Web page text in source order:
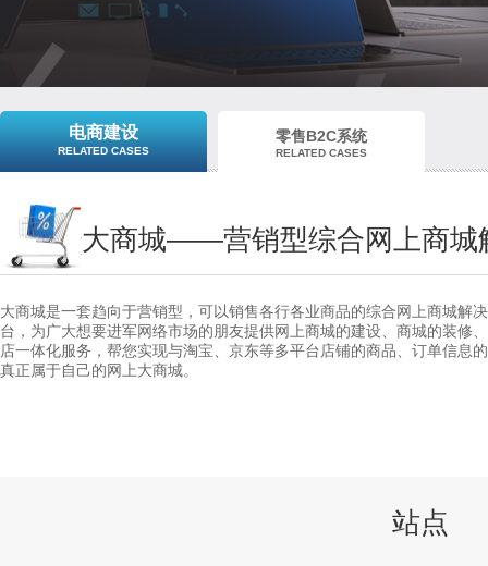
电商建设
RELATED CASES
零售B2C系统
RELATED CASES
大商城——营销型综合网上商城
大商城是一套趋向于营销型，可以销售各行各业商品的综合网上商城解
台，为广大想要进军网络市场的朋友提供网上商城的建设、商城的装修
店一体化服务，帮您实现与淘宝、京东等多平台店铺的商品、订单信
真正属于自己的网上大商城。
站点